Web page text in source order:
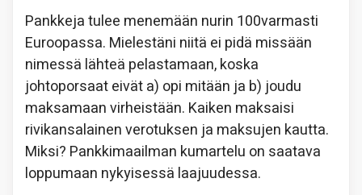
Pankkeja tulee menemään nurin 100varmasti
Euroopassa. Mielestäni niitä ei pidä missään
nimessä lähteä pelastamaan, koska
johtoporsaat eivät a) opi mitään ja b) joudu
maksamaan virheistään. Kaiken maksaisi
rivikansalainen verotuksen ja maksujen kautta.
Miksi? Pankkimaailman kumartelu on saatava
loppumaan nykyisessä laajuudessa.